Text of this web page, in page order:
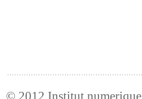
© 2012 Institut numerique